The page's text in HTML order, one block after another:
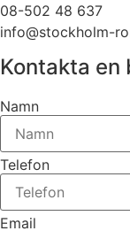
08-502 48 637
info@stockholm-
Kontakta en
Namn
Telefon
Email